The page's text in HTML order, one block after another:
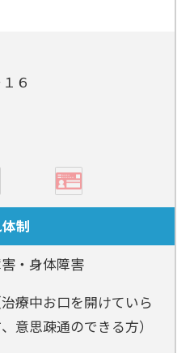
６
制
・身体障害
療中お口を開けていら
意思疎通のできる方）